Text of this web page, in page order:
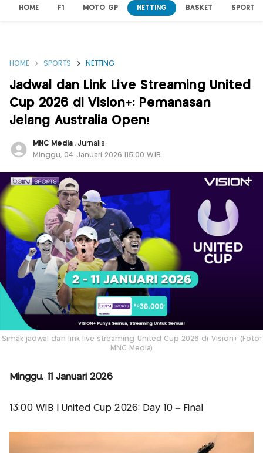
HOME F1 MOTO GP NETTING BASKET SPORT
HOME SPORTS NETTING
Jadwal dan Link Live Streaming United
Cup 2026 di Vision+: Pemanasan
Jelang Australia Open!
MNC Media,Jurnalis
Minggu, 04 Januari 2026 |15:00 WIB
Simak jadwal dan link live streaming United Cup 2026 di Vision+ (Foto:
MNC Media)
Minggu, 11 Januari 2026
13:00 WIB | United Cup 2026: Day 10 – Final